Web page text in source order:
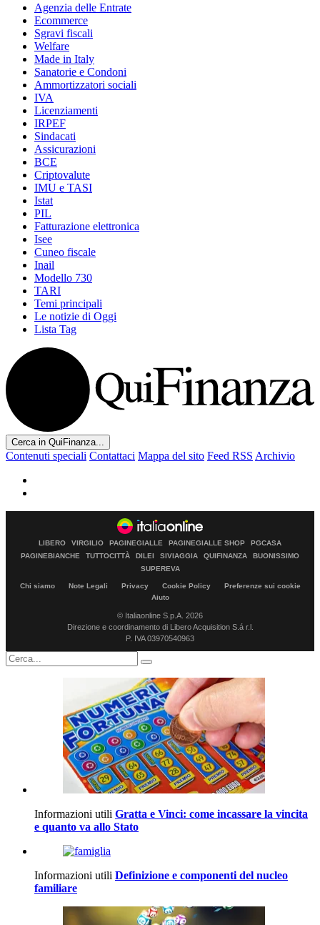
Agenzia delle Entrate
Ecommerce
Sgravi fiscali
Welfare
Made in Italy
Sanatorie e Condoni
Ammortizzatori sociali
IVA
Licenziamenti
IRPEF
Sindacati
Assicurazioni
BCE
Criptovalute
IMU e TASI
Istat
PIL
Fatturazione elettronica
Isee
Cuneo fiscale
Inail
Modello 730
TARI
Temi principali
Le notizie di Oggi
Lista Tag
Cerca in QuiFinanza...
Contenuti speciali Contattaci Mappa del sito Feed RSS Archivio
LIBERO VIRGILIO PAGINEGIALLE PAGINEGIALLE SHOP
PGCASA
PAGINEBIANCHE
TUTTOCITTÀ DILEI SIVIAGGIA QUIFINANZA
BUONISSIMO
SUPEREVA
Chi siamo Note Legali Privacy Cookie Policy
Preferenze sui cookie
Aiuto
© Italiaonline S.p.A. 2026
Direzione e coordinamento di Libero Acquisition S.á r.l.
P. IVA 03970540963
Informazioni utili Gratta e Vinci: come incassare la vincita
e quanto va allo Stato
Informazioni utili Definizione e componenti del nucleo
familiare